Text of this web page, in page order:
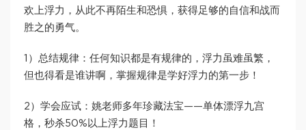
欢上浮力，从此不再陌生和恐惧，获得足够的自信和战而
胜之的勇气。
1）总结规律：任何知识都是有规律的，浮力虽难虽繁，
但也得看是谁讲啊，掌握规律是学好浮力的第一步！
2）学会应试：姚老师多年珍藏法宝——单体漂浮九宫
格，秒杀50%以上浮力题目！